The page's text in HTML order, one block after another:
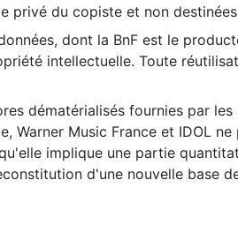
privé du copiste et non
dont la BnF est le
intellectuelle. Toute
dématérialisés fournies par
Warner Music France et IDOL
implique une partie
d'une nouvelle base